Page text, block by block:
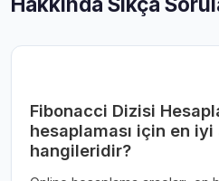
Fibonacci Dizisi
hesaplaması için en
hangileridir?